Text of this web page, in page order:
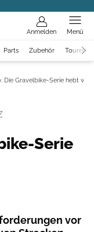
Anmelden Menü
Parts Zubehör Touren
Die Gravelbike-Serie hebt
Serie
vor